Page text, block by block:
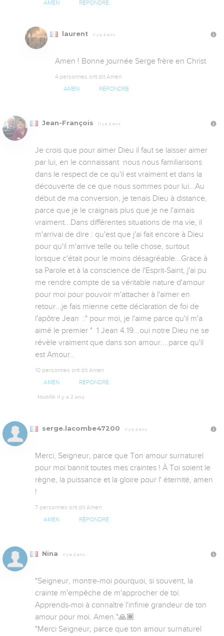
AMEN RÉPONDRE
laurent Il y a 2 ans
Amen ! Bonne journée Serge frère en Christ
4 personnes ont dit Amen
AMEN RÉPONDRE
Jean-François Il y a 2 ans
Je crois que pour aimer Dieu il faut se laisser aimer
par lui, en le connaissant  nous nous familiarisons
dans le respect de ce qu'il est vraiment et dans la
découverte de ce que nous sommes pour lui...Au
début de ma conversion, je tenais Dieu à distance,
parce que je le craignais plus que je ne l'aimais
vraiment...Dans différentes situations de ma vie, il
m'arrivai de dire : qu'est que j'ai fait encore à Dieu
pour qu'il m'arrive telle ou telle chose, surtout
lorsque c'était pour le moins désagréable...Grace à
sa Parole et à la conscience de l'Esprit-Saint, j'ai pu
me rendre compte de sa véritable nature d'amour
pour moi pour pouvoir m'attacher à l'aimer en
retour...je fais mienne cette déclaration de foi de
l'apôtre Jean  :" pour moi, je l'aime parce qu'il m'a
aimé le premier "  1 Jean 4.19...oui notre Dieu ne se
révèle vraiment que dans son amour....parce qu'il
est Amour..
10 personnes ont dit Amen
AMEN RÉPONDRE
Modifié il y a 2 ans
serge.lacombe47200 Il y a 2 ans
Merci, Seigneur, parce que Ton amour surnaturel
pour moi bannit toutes mes craintes ! À Toi soient le
règne, la puissance et la gloire pour l' éternité, amen
!
7 personnes ont dit Amen
AMEN RÉPONDRE
Nina Il y a 2 ans
"Seigneur, montre-moi pourquoi, si souvent, la
crainte m'empêche de m'approcher de toi.
Apprends-moi à connaître l'infinie grandeur de ton
amour pour moi. Amen."🙏🏾
​​"Merci Seigneur, parce que ton amour surnaturel